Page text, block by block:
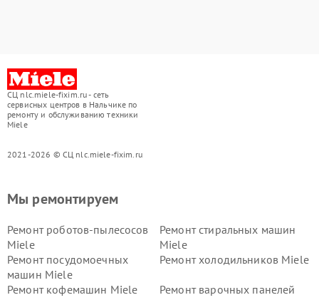
СЦ nlc.miele-fixim.ru - сеть
сервисных центров в Нальчике по
ремонту и обслуживанию техники
Miele
2021-2026 © СЦ nlc.miele-fixim.ru
Мы ремонтируем
Ремонт роботов-пылесосов
Miele
Ремонт стиральных машин
Miele
Ремонт посудомоечных
машин Miele
Ремонт холодильников Miele
Ремонт кофемашин Miele
Ремонт варочных панелей